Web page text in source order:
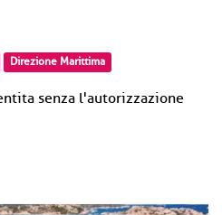
Direzione Marittima
senza l'autorizzazione